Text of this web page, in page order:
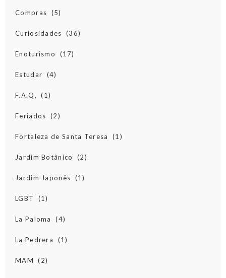
Compras (5)
Curiosidades (36)
Enoturismo (17)
Estudar (4)
F.A.Q. (1)
Feriados (2)
Fortaleza de Santa Teresa (1)
Jardim Botânico (2)
Jardim Japonês (1)
LGBT (1)
La Paloma (4)
La Pedrera (1)
MAM (2)